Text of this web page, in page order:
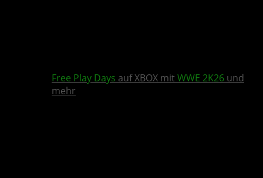
Free Play Days auf XBOX mit WWE 2K26 und
mehr